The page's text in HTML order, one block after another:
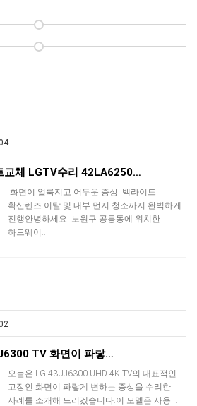
교체 LGTV수리 42LA6250…
화면이 얼룩지고 어두운 증상! 백라이트
확산렌즈 이탈 및 내부 먼지 청소까지 완벽하게
진행안녕하세요. 노원구 공릉동에 위치한
하드웨어…
TV 화면이 파랗…
오늘은 LG 43UJ6300 UHD 4K TV의 대표적인
고장인 화면이 파랗게 변하는 증상을 수리한
사례를 소개해 드리겠습니다.이 모델은 사용…